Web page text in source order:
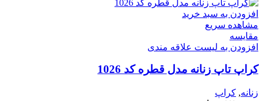
افزودن به سبد خرید
مشاهده سریع
مقایسه
افزودن به لیست علاقه مندی
کراپ تاپ زنانه مدل قطره کد 1026
زنانه, کراپ